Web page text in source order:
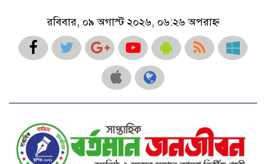
রবিবার, ০৯ অগাস্ট ২০২৬, ০৬:২৬ অপরাহ্ন